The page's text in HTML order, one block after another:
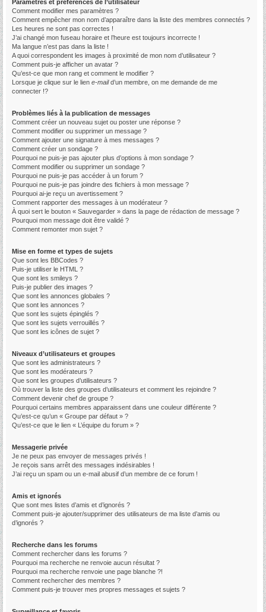
Paramètres et préférences de l’utilisateur
Comment modifier mes paramètres ?
Comment empêcher mon nom d’apparaître dans la liste des membres connectés ?
Les heures ne sont pas correctes !
J’ai changé mon fuseau horaire et l’heure est toujours incorrecte !
Ma langue n’est pas dans la liste !
A quoi correspondent les images à proximité de mon nom d’utilisateur ?
Comment puis-je afficher un avatar ?
Qu’est-ce que mon rang et comment le modifier ?
Lorsque je clique sur le lien e-maild’un membre, on me demande de me
connecter !?
Problèmes liés à la publication de messages
Comment créer un nouveau sujet ou poster une réponse ?
Comment modifier ou supprimer un message ?
Comment ajouter une signature à mes messages ?
Comment créer un sondage ?
Pourquoi ne puis-je pas ajouter plus d’options à mon sondage ?
Comment modifier ou supprimer un sondage ?
Pourquoi ne puis-je pas accéder à un forum ?
Pourquoi ne puis-je pas joindre des fichiers à mon message ?
Pourquoi ai-je reçu un avertissement ?
Comment rapporter des messages à un modérateur ?
À quoi sert le bouton « Sauvegarder » dans la page de rédaction de message ?
Pourquoi mon message doit être validé ?
Comment remonter mon sujet ?
Mise en forme et types de sujets
Que sont les BBCodes ?
Puis-je utiliser le HTML ?
Que sont les smileys ?
Puis-je publier des images ?
Que sont les annonces globales ?
Que sont les annonces ?
Que sont les sujets épinglés ?
Que sont les sujets verrouillés ?
Que sont les icônes de sujet ?
Niveaux d’utilisateurs et groupes
Que sont les administrateurs ?
Que sont les modérateurs ?
Que sont les groupes d’utilisateurs ?
Où trouver la liste des groupes d’utilisateurs et comment les rejoindre ?
Comment devenir chef de groupe ?
Pourquoi certains membres apparaissent dans une couleur différente ?
Qu’est-ce qu’un « Groupe par défaut » ?
Qu’est-ce que le lien « L’équipe du forum » ?
Messagerie privée
Je ne peux pas envoyer de messages privés !
Je reçois sans arrêt des messages indésirables !
J’ai reçu un spam ou un e-mail abusif d’un membre de ce forum !
Amis et ignorés
Que sont mes listes d’amis et d’ignorés ?
Comment puis-je ajouter/supprimer des utilisateurs de ma liste d’amis ou
d’ignorés ?
Recherche dans les forums
Comment rechercher dans les forums ?
Pourquoi ma recherche ne renvoie aucun résultat ?
Pourquoi ma recherche renvoie une page blanche ?!
Comment rechercher des membres ?
Comment puis-je trouver mes propres messages et sujets ?